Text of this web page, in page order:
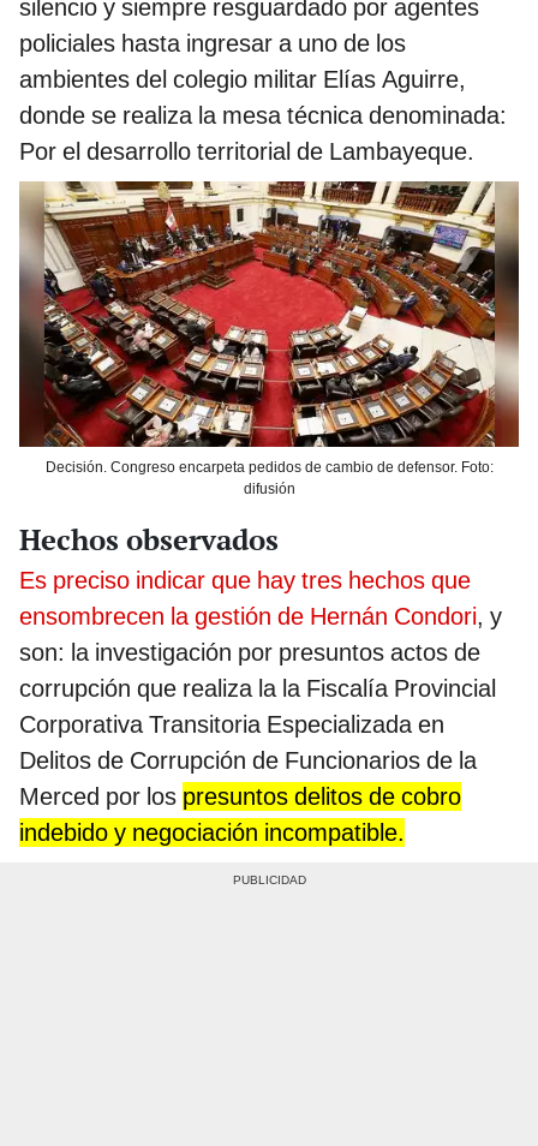
silencio y siempre resguardado por agentes
policiales hasta ingresar a uno de los
ambientes del colegio militar Elías Aguirre,
donde se realiza la mesa técnica denominada:
Por el desarrollo territorial de Lambayeque.
Decisión. Congreso encarpeta pedidos de cambio de defensor. Foto:
difusión
Hechos observados
Es preciso indicar que hay tres hechos que
ensombrecen la gestión de Hernán Condori, y
son: la investigación por presuntos actos de
corrupción que realiza la la Fiscalía Provincial
Corporativa Transitoria Especializada en
Delitos de Corrupción de Funcionarios de la
Merced por los presuntos delitos de cobro
indebido y negociación incompatible.